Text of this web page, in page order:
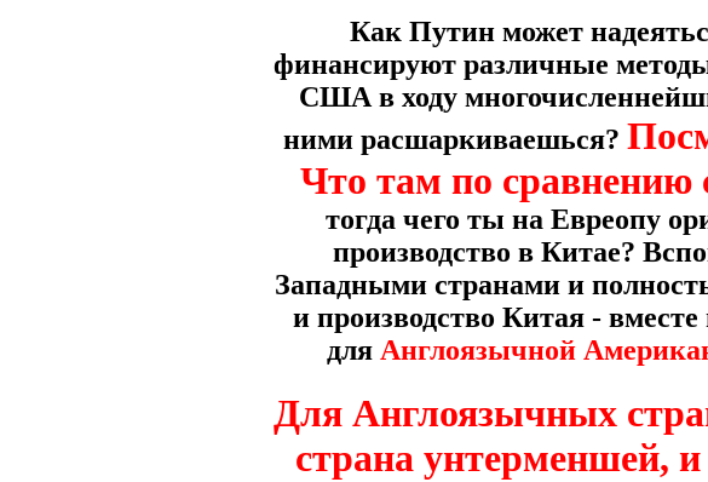
Как Путин может
финансируют различные
США в ходу
ними расшаркиваешься?
Что там по сравнению
тогда чего ты на Евреопу
производство в Китае?
Западными странами и
и производство Китая -
для Англоязычной
Для Англоязычных
страна унтерменшей,